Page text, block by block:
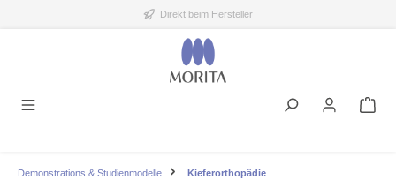
Direkt beim Hersteller
Demonstrations & Studienmodelle Kieferorthopädie